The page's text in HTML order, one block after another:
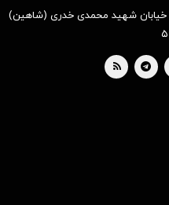
- خیابان شهید محمدی خدری (شاهین)